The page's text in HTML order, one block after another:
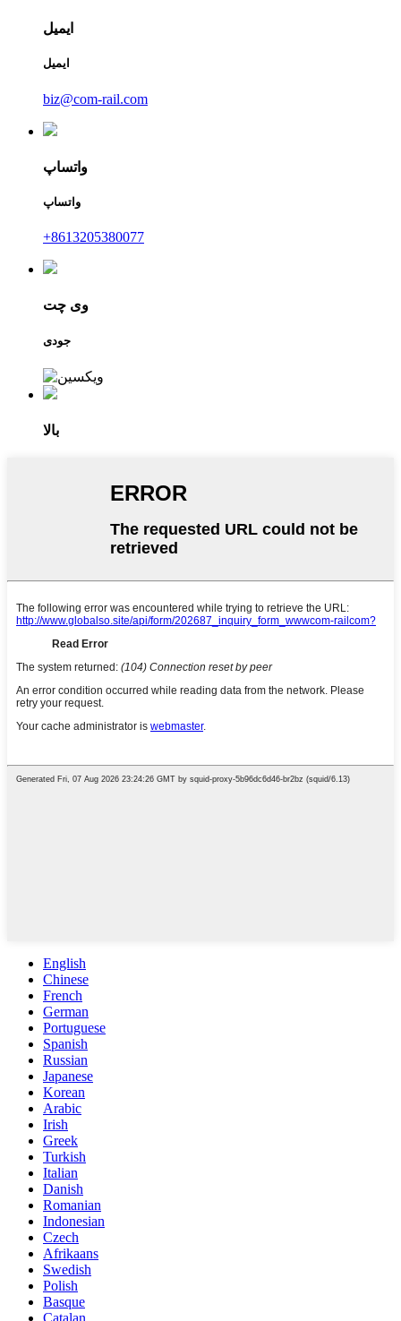
ایمیل
ایمیل
biz@com-rail.com
واتساپ
واتساپ
‎+8613205380077‎
وی چت
جودی
بالا
English
Chinese
French
German
Portuguese
Spanish
Russian
Japanese
Korean
Arabic
Irish
Greek
Turkish
Italian
Danish
Romanian
Indonesian
Czech
Afrikaans
Swedish
Polish
Basque